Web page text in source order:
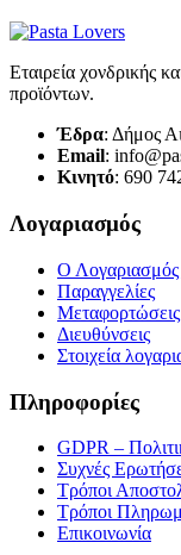
Εταιρεία χονδρικής
προϊόντων.
Έδρα: Δήμος
Email:
Κινητό: 690
Λογαριασμός
Ο
Παραγγελίες
Μεταφορτώσεις
Διευθύνσεις
Στοιχεία
Πληροφορίες
GDPR –
Συχνές
Τρόποι
Τρόποι
Επικοινωνία